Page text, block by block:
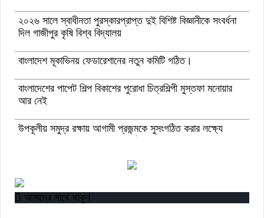
২০২৬ সালে স্বাধীনতা পুরস্কারপ্রাপ্ত দুই বিশিষ্ট বিজ্ঞানীকে সংবর্ধনা
দিল গাজীপুর কৃষি বিশ্ব বিদ্যালয়
বাংলাদেশ মূকাভিনয় ফেডারেশানের নতুন কমিটি গঠিত।
বাংলাদেশের পাপেট শিল্প বিকাশের পুরোধা চিত্রশিল্পী মুস্তফা মনোয়ার
আর নেই
উপকূলীয় সমুদ্র রক্ষায় আগামী প্রজন্মকে সুসংগঠিত করার লক্ষ্যে
“বাংলাদেশ ইনস্টিটিউট অব ট্যুরিজম অ্যান্ড হসপিটালিটি” তে ৬ মাস
মেয়াদী চারটি সার্টিফিকেট কোর্সে ভর্তি শুরু হয়েছে।
আমাদের সাথে থাকুন